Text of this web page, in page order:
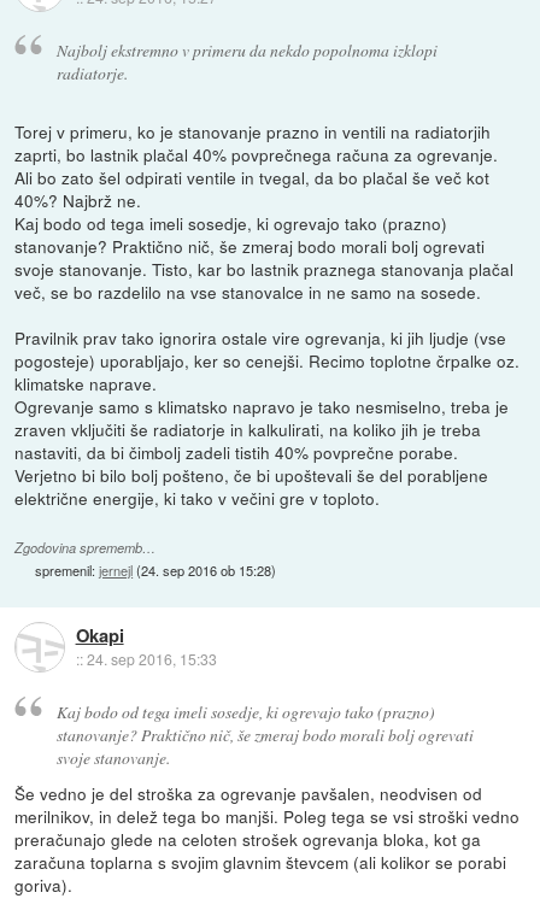
Najbolj ekstremno v primeru da nekdo popolnoma izklopi
radiatorje.
Torej v primeru, ko je stanovanje prazno in ventili na radiatorjih
zaprti, bo lastnik plačal 40% povprečnega računa za ogrevanje.
Ali bo zato šel odpirati ventile in tvegal, da bo plačal še več kot
40%? Najbrž ne.
Kaj bodo od tega imeli sosedje, ki ogrevajo tako (prazno)
stanovanje? Praktično nič, še zmeraj bodo morali bolj ogrevati
svoje stanovanje. Tisto, kar bo lastnik praznega stanovanja plačal
več, se bo razdelilo na vse stanovalce in ne samo na sosede.
Pravilnik prav tako ignorira ostale vire ogrevanja, ki jih ljudje (vse
pogosteje) uporabljajo, ker so cenejši. Recimo toplotne črpalke oz.
klimatske naprave.
Ogrevanje samo s klimatsko napravo je tako nesmiselno, treba je
zraven vključiti še radiatorje in kalkulirati, na koliko jih je treba
nastaviti, da bi čimbolj zadeli tistih 40% povprečne porabe.
Verjetno bi bilo bolj pošteno, če bi upoštevali še del porabljene
električne energije, ki tako v večini gre v toploto.
Zgodovina sprememb…
spremenil:jernejl(24. sep 2016 ob 15:28)
Okapi
::24. sep 2016, 15:33
Kaj bodo od tega imeli sosedje, ki ogrevajo tako (prazno)
stanovanje? Praktično nič, še zmeraj bodo morali bolj ogrevati
svoje stanovanje.
Še vedno je del stroška za ogrevanje pavšalen, neodvisen od
merilnikov, in delež tega bo manjši. Poleg tega se vsi stroški vedno
preračunajo glede na celoten strošek ogrevanja bloka, kot ga
zaračuna toplarna s svojim glavnim števcem (ali kolikor se porabi
goriva).